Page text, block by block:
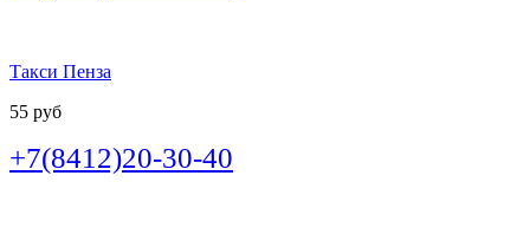
Такси Пенза
55 руб
+7(8412)20-30-40